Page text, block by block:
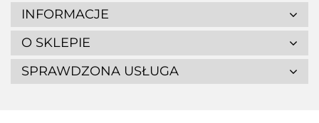
INFORMACJE
O SKLEPIE
SPRAWDZONA USŁUGA